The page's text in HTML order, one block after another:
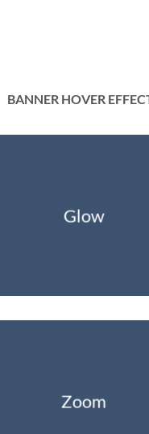
BANNER HOVER
Glow
Zoom